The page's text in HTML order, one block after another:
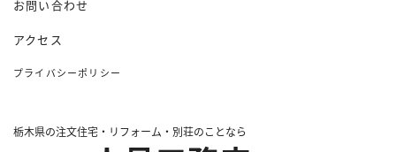
栃木県の注文住宅・リフォーム・別荘のことなら
お問い合わせ
アクセス
プライバシーポリシー